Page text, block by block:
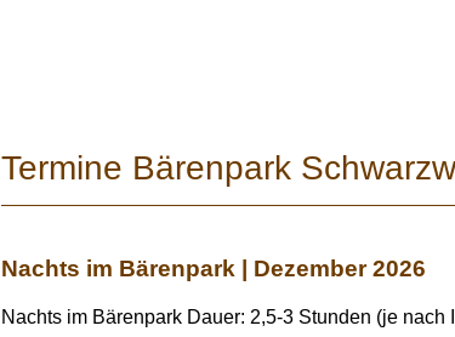
Termine Bärenpark
Nachts im Bärenpark | Dezember 2026
Nachts im Bärenpark Dauer: 2,5-3 Stunden (je nach